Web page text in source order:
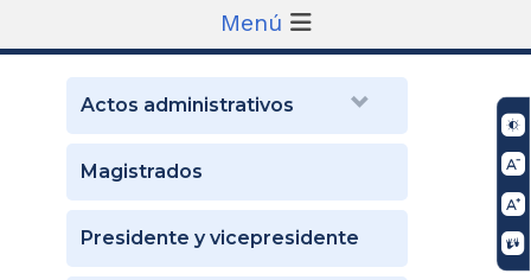
Menú
Actos administrativos
Magistrados
Presidente y vicepresidente